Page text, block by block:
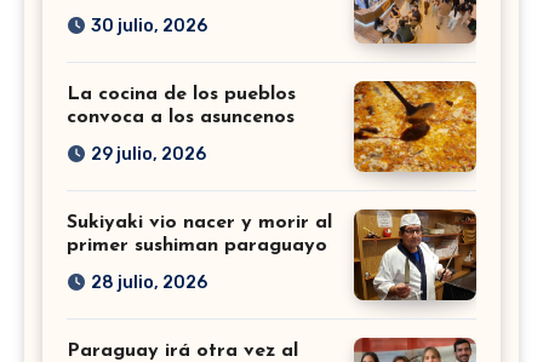
30 julio, 2026
La cocina de los pueblos
convoca a los asuncenos
29 julio, 2026
Sukiyaki vio nacer y morir al
primer sushiman paraguayo
28 julio, 2026
Paraguay irá otra vez al